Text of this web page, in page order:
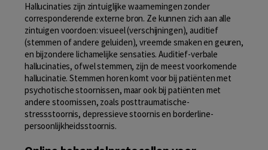
Hallucinaties zijn zintuiglijke waarnemingen zonder
corresponderende externe bron. Ze kunnen zich aan alle
zintuigen voordoen: visueel (verschijningen), auditief
(stemmen of andere geluiden), vreemde smaken en geuren,
en bijzondere lichamelijke sensaties. Auditief-verbale
hallucinaties, ofwel stemmen, zijn de meest voorkomende
hallucinatie. Stemmen horen komt voor bij patiënten met
psychotische stoornissen, maar ook bij patiënten met
andere stoornissen, zoals posttraumatische-
stressstoornis, depressieve stoornis en borderline-
persoonlijkheidsstoornis.